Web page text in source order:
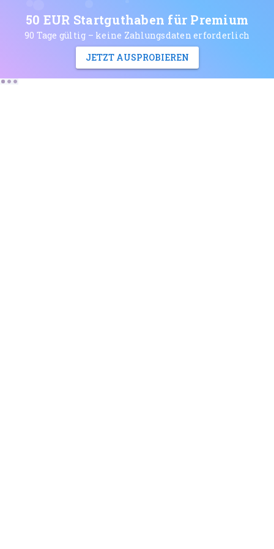
50 EUR Startguthaben für Premium
90 Tage gültig – keine Zahlungsdaten erforderlich
JETZT AUSPROBIEREN